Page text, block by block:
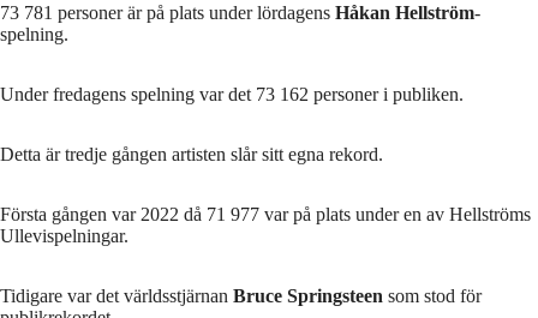
73 781 personer är på plats under lördagens Håkan Hellström-
spelning.
Under fredagens spelning var det 73 162 personer i publiken.
Detta är tredje gången artisten slår sitt egna rekord.
Första gången var 2022 då 71 977 var på plats under en av Hellströms
Ullevispelningar.
Tidigare var det världsstjärnan Bruce Springsteen som stod för